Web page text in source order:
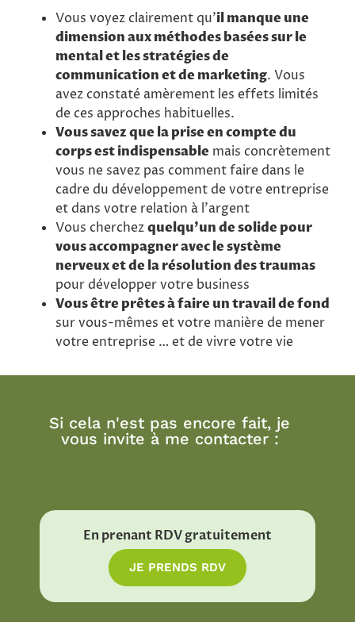
Vous voyez clairement qu’il manque une
dimension aux méthodes basées sur le
mental et les stratégies de
communication et de marketing. Vous
avez constaté amèrement les effets limités
de ces approches habituelles.
Vous savez que la prise en compte du
corps est indispensable mais concrètement
vous ne savez pas comment faire dans le
cadre du développement de votre entreprise
et dans votre relation à l’argent
Vous cherchezquelqu’un de solide pour
vous accompagner avec le système
nerveux et de la résolution des traumas
pour développer votre business
Vous être prêtes à faire un travail de fond
sur vous-mêmes et votre manière de mener
votre entreprise … et de vivre votre vie
Si cela n'est pas encore fait, je
vous invite à me contacter :
En prenant RDV gratuitement
JE PRENDS RDV